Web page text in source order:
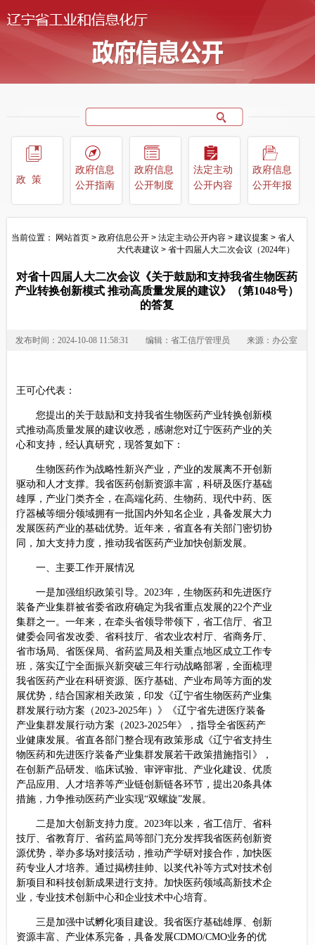
政策
政府信息
公开指南
政府信息
公开制度
法定主动
公开内容
政府信息
公开年报
当前位置： 网站首页> 政府信息公开> 法定主动公开内容> 建议提案 > 省人
大代表建议 > 省十四届人大二次会议（2024年）
对省十四届人大二次会议《关于鼓励和支持我省生物医药
产业转换创新模式 推动高质量发展的建议》（第1048号）
的答复
发布时间：2024-10-08 11:58:31 编辑：省工信厅管理员 来源：办公室
王可心代表：
您提出的关于鼓励和支持我省生物医药产业转换创新模
式推动高质量发展的建议收悉，感谢您对辽宁医药产业的关
心和支持，经认真研究，现答复如下：
生物医药作为战略性新兴产业，产业的发展离不开创新
驱动和人才支撑。我省医药创新资源丰富，科研及医疗基础
雄厚，产业门类齐全，在高端化药、生物药、现代中药、医
疗器械等细分领域拥有一批国内外知名企业，具备发展大力
发展医药产业的基础优势。近年来，省直各有关部门密切协
同，加大支持力度，推动我省医药产业加快创新发展。
一、主要工作开展情况
一是加强组织政策引导。2023年，生物医药和先进医疗
装备产业集群被省委省政府确定为我省重点发展的22个产业
集群之一。一年来，在牵头省领导带领下，省工信厅、省卫
健委会同省发改委、省科技厅、省农业农村厅、省商务厅、
省市场局、省医保局、省药监局及相关重点地区成立工作专
班，落实辽宁全面振兴新突破三年行动战略部署，全面梳理
我省医药产业在科研资源、医疗基础、产业布局等方面的发
展优势，结合国家相关政策，印发《辽宁省生物医药产业集
群发展行动方案（2023-2025年）》《辽宁省先进医疗装备
产业集群发展行动方案（2023-2025年》，指导全省医药产
业健康发展。省直各部门整合现有政策形成《辽宁省支持生
物医药和先进医疗装备产业集群发展若干政策措施指引》，
在创新产品研发、临床试验、审评审批、产业化建设、优质
产品应用、人才培养等产业链创新链各环节，提出20条具体
措施，力争推动医药产业实现“双螺旋”发展。
二是加大创新支持力度。2023年以来，省工信厅、省科
技厅、省教育厅、省药监局等部门充分发挥我省医药创新资
源优势，举办多场对接活动，推动产学研对接合作，加快医
药专业人才培养。通过揭榜挂帅、以奖代补等方式对技术创
新项目和科技创新成果进行支持。加快医药领域高新技术企
业，专业技术创新中心和企业技术中心培育。
三是加强中试孵化项目建设。我省医疗基础雄厚、创新
资源丰富、产业体系完备，具备发展CDMO/CMO业务的优